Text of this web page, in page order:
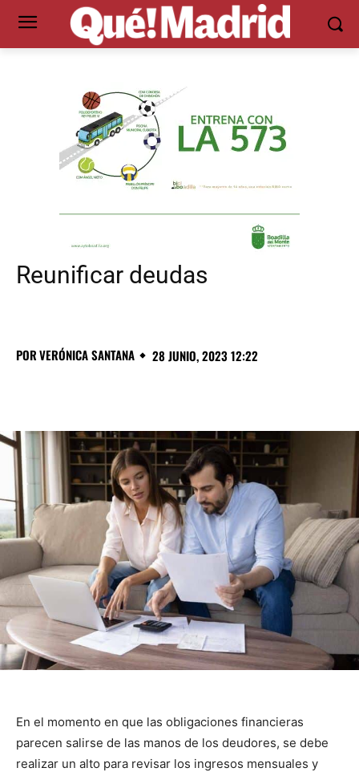
Reunificar deudas
PORVERÓNICA SANTANA 28 JUNIO, 2023 12:22
En el momento en que las obligaciones financieras
parecen salirse de las manos de los deudores, se debe
realizar un alto para revisar los ingresos mensuales y